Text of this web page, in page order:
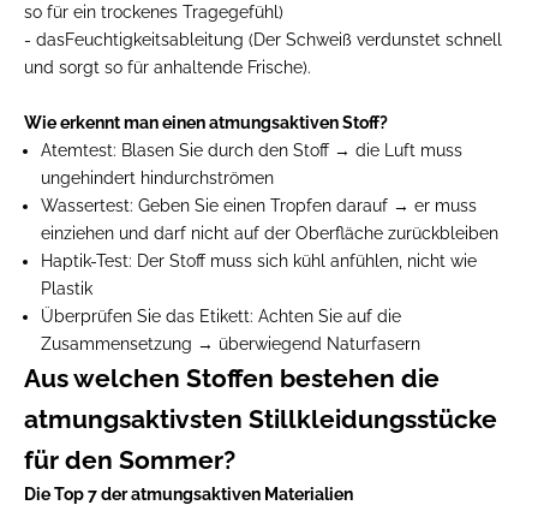
so für ein trockenes Tragegefühl)
- dasFeuchtigkeitsableitung (Der Schweiß verdunstet schnell
und sorgt so für anhaltende Frische).
Wie erkennt man einen atmungsaktiven Stoff?
Atemtest: Blasen Sie durch den Stoff → die Luft muss
ungehindert hindurchströmen
Wassertest: Geben Sie einen Tropfen darauf → er muss
einziehen und darf nicht auf der Oberfläche zurückbleiben
Haptik-Test: Der Stoff muss sich kühl anfühlen, nicht wie
Plastik
Überprüfen Sie das Etikett: Achten Sie auf die
Zusammensetzung → überwiegend Naturfasern
Aus welchen Stoffen bestehen die
atmungsaktivsten Stillkleidungsstücke
für den Sommer?
Die Top 7 der atmungsaktiven Materialien